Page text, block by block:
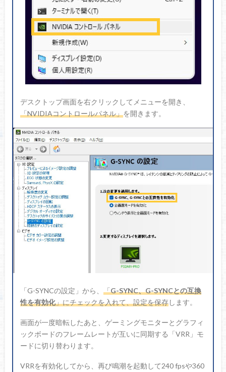
デスクトップ画面を右クリックしてメニューを開き、
「NVIDIAコントロールパネル」を開きます。
「G-SYNCの設定」から、 「G-SYNC、G-SYNCとの互換
性を有効化」にチェックを入れて、設定を保存します。
画面が一度暗転したあと、ゲーミングモニターとグラフィ
ックボードのフレームレートが互いに同期する「VRR」モ
ードに切り替わります。
VRRを有効化してから、再び鳴潮を起動して240 fpsや360